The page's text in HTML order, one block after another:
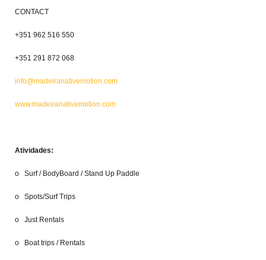
CONTACT
+351 962 516 550
+351 291 872 068
info@madeiranativemotion.com
www.madeiranativemotion.com
Atividades:
o Surf / BodyBoard / Stand Up Paddle
o Spots/Surf Trips
o Just Rentals
o Boat trips / Rentals